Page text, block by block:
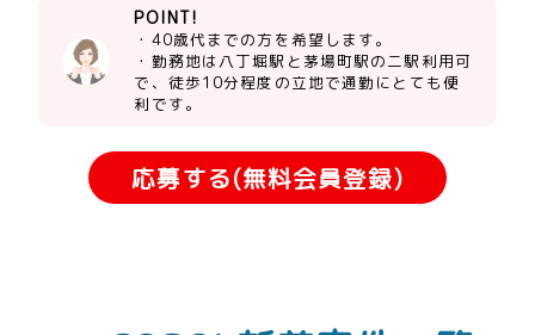
POINT!
・40歳代までの方を希望します。
・勤務地は八丁堀駅と茅場町駅の二駅利用可
で、徒歩10分程度の立地で通勤にとても便
利です。
応募する(無料会員登録)